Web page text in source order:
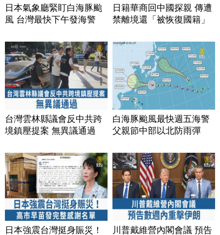
日本氣象廳緊盯白海豚颱
風 台灣最快下午發海警
日籍華商回中國探親 傳遭
禁離境還「被恢復國籍」
台灣雲林縣議會反中共跨
境鎮壓提案 無異議通過
白海豚颱風最快週五海警
父親節中部以北防雨彈
日本強震台灣挺身賑災！
川普戴維營內閣會議 預告